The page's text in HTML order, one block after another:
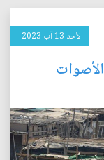
الأحد 13 آب 2023